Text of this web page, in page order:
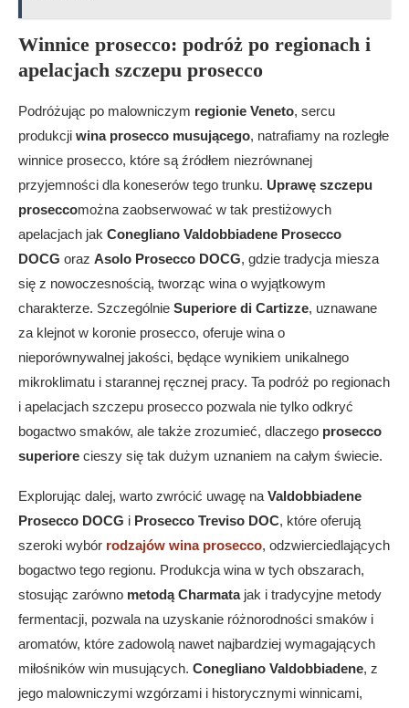
Winnice prosecco: podróż po regionach i
apelacjach szczepu prosecco
Podróżując po malowniczym regionie Veneto, sercu
produkcji wina prosecco musującego, natrafiamy na rozległe
winnice prosecco, które są źródłem niezrównanej
przyjemności dla koneserów tego trunku. Uprawę szczepu
proseccomożna zaobserwować w tak prestiżowych
apelacjach jak Conegliano Valdobbiadene Prosecco
DOCG oraz Asolo Prosecco DOCG, gdzie tradycja miesza
się z nowoczesnością, tworząc wina o wyjątkowym
charakterze. Szczególnie Superiore di Cartizze, uznawane
za klejnot w koronie prosecco, oferuje wina o
nieporównywalnej jakości, będące wynikiem unikalnego
mikroklimatu i starannej ręcznej pracy. Ta podróż po regionach
i apelacjach szczepu prosecco pozwala nie tylko odkryć
bogactwo smaków, ale także zrozumieć, dlaczego prosecco
superiore cieszy się tak dużym uznaniem na całym świecie.
Explorując dalej, warto zwrócić uwagę na Valdobbiadene
Prosecco DOCG i Prosecco Treviso DOC, które oferują
szeroki wybór rodzajów wina prosecco, odzwierciedlających
bogactwo tego regionu. Produkcja wina w tych obszarach,
stosując zarówno metodą Charmatajak i tradycyjne metody
fermentacji, pozwala na uzyskanie różnorodności smaków i
aromatów, które zadowolą nawet najbardziej wymagających
miłośników win musujących. Conegliano Valdobbiadene, z
jego malowniczymi wzgórzami i historycznymi winnicami,